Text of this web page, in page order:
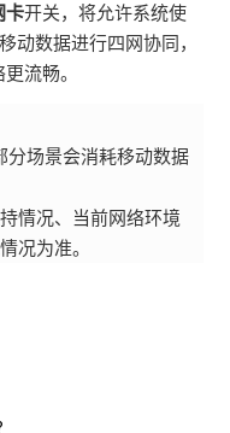
卡开关，将允许系统使
动数据进行四网协同，
流畅。
分场景会消耗移动数据
情况、当前网络环境
况为准。